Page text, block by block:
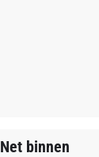
Net binnen